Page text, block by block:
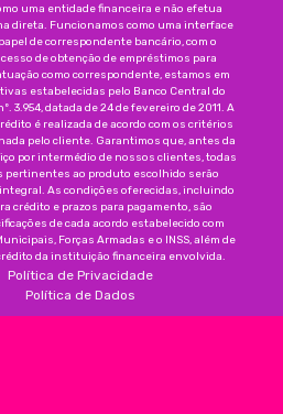
uma entidade financeira e não efetua
direta. Funcionamos como uma interface
de correspondente bancário, com o
de obtenção de empréstimos para
como correspondente, estamos em
estabelecidas pelo Banco Central do
3.954, datada de 24 de fevereiro de 2011. A
é realizada de acordo com os critérios
pelo cliente. Garantimos que, antes da
por intermédio de nossos clientes, todas
pertinentes ao produto escolhido serão
As condições oferecidas, incluindo
crédito e prazos para pagamento, são
de cada acordo estabelecido com
Forças Armadas e o INSS, além de
da instituição financeira envolvida.
Política de Privacidade
Política de Dados